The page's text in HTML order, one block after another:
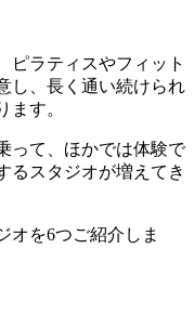
ピラティスやフィット
し、長く通い続けられ
ます。
って、ほかでは体験で
るスタジオが増えてき
オを6つご紹介 しま